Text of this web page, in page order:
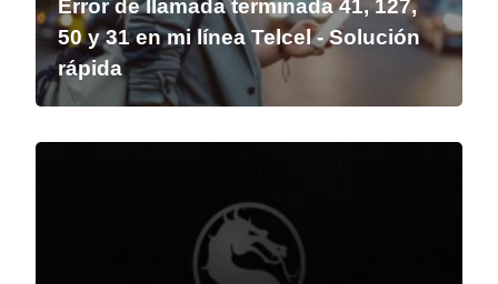
Error de llamada terminada 41, 127,
50 y 31 en mi línea Telcel - Solución
rápida